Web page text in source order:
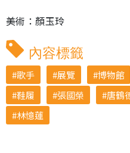
美術：顏玉玲
內容標籤
歌手 展覽 博物館
鞋履
張國榮 唐鶴
林憶蓮